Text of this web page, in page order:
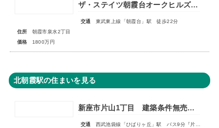
ザ・ステイツ朝霞台オークヒルズ 1階部分
交通
東武東上線「朝霞台」駅 徒歩22分
住所
朝霞市泉水2丁目
価格
1800万円
北朝霞駅の住まいを見る
新座市片山1丁目 建築条件無売地 全1区画
交通
西武池袋線「ひばりヶ丘」駅 バス9分『片山小学校』停歩3分